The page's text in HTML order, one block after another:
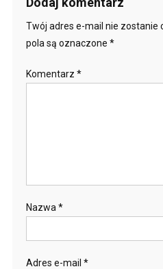
Twój adres e-mail nie zostanie
pola są oznaczone *
Komentarz *
Nazwa *
Adres e-mail *